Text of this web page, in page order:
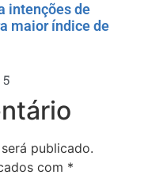
intenções de
maior índice de
5
publicado.
com *